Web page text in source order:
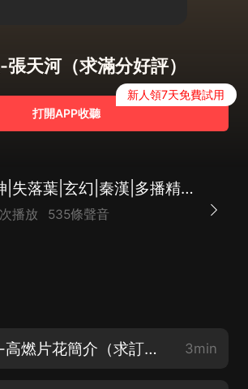
天河（求滿分好評）
打開APP收聽
新人領7天免費試用
鬥神|失落葉|玄幻|秦漢|多播精品
播放 535條聲音
鬥神-000集-高燃片花簡介（求訂閱） 3min